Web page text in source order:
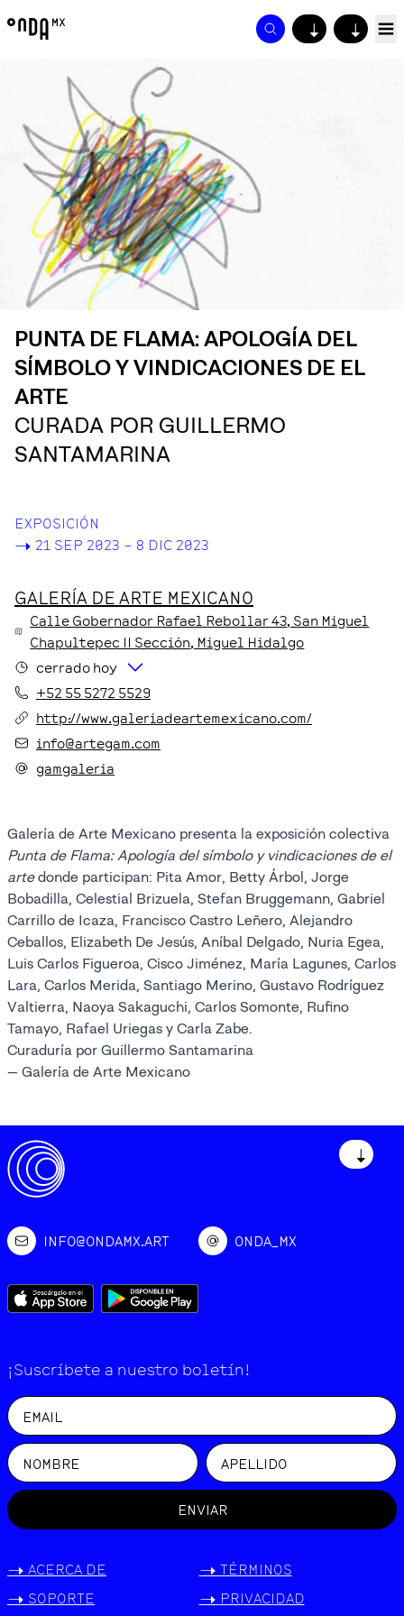
↓ ↓
PUNTA DE FLAMA: APOLOGÍA DEL
SÍMBOLO Y VINDICACIONES DE EL
ARTE
CURADA POR GUILLERMO
SANTAMARINA
EXPOSICIÓN
-> 21 SEP 2023 – 8 DIC 2023
GALERÍA DE ARTE MEXICANO
Calle Gobernador Rafael Rebollar43, San Miguel
Chapultepec II Sección, Miguel Hidalgo
cerrado hoy
+52 55 5272 5529
http://www.galeriadeartemexicano.com/
info@artegam.com
gamgaleria
Galería de Arte Mexicano presenta la exposición colectiva
Punta de Flama: Apología del símbolo y vindicaciones de el
artedonde participan: Pita Amor, Betty Árbol, Jorge
Bobadilla, Celestial Brizuela, Stefan Bruggemann, Gabriel
Carrillo de Icaza, Francisco Castro Leñero, Alejandro
Ceballos, Elizabeth De Jesús, Aníbal Delgado, Nuria Egea,
Luis Carlos Figueroa, Cisco Jiménez, María Lagunes, Carlos
Lara, Carlos Merida, Santiago Merino, Gustavo Rodríguez
Valtierra, Naoya Sakaguchi, Carlos Somonte, Rufino
Tamayo, Rafael Uriegas y Carla Zabe.
Curaduría por Guillermo Santamarina
— Galería de Arte Mexicano
↓
INFO@ONDAMX.ART ONDA_MX
¡Suscríbete a nuestro boletín!
ENVIAR
-> ACERCA DE
-> SOPORTE
-> TÉRMINOS
-> PRIVACIDAD